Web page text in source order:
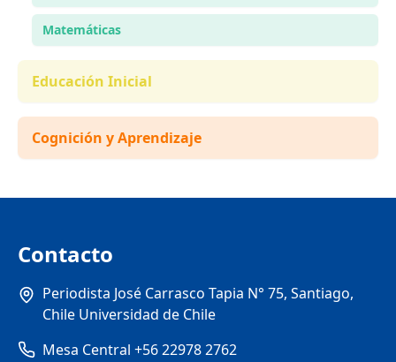
Matemáticas
Educación Inicial
Cognición y Aprendizaje
Contacto
Periodista José Carrasco Tapia N° 75, Santiago,
Chile Universidad de Chile
Mesa Central +56 22978 2762